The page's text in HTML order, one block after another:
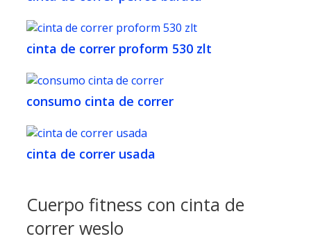
cinta de correr proform 530 zlt
consumo cinta de correr
cinta de correr usada
Cuerpo fitness con cinta de
correr weslo